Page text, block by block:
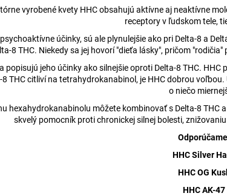
vyrobené kvety HHC obsahujú aktívne aj neaktívne
receptory v ľudskom tele,
účinky, sú ale plynulejšie ako pri Delta-8 a
8 THC. Niekedy sa jej hovorí "dieťa lásky", pričom
popisujú jeho účinky ako silnejšie oproti Delta-8 THC.
8 THC citliví na tetrahydrokanabinol, je HHC dobrou
o niečo
hexahydrokanabinolu môžete kombinovať s Delta-8 THC
skvelý pomocník proti chronickej silnej bolesti,
HHC Silver
HHC OG
HHC AK-47